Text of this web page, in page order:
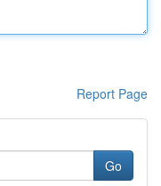
Report Page
Go